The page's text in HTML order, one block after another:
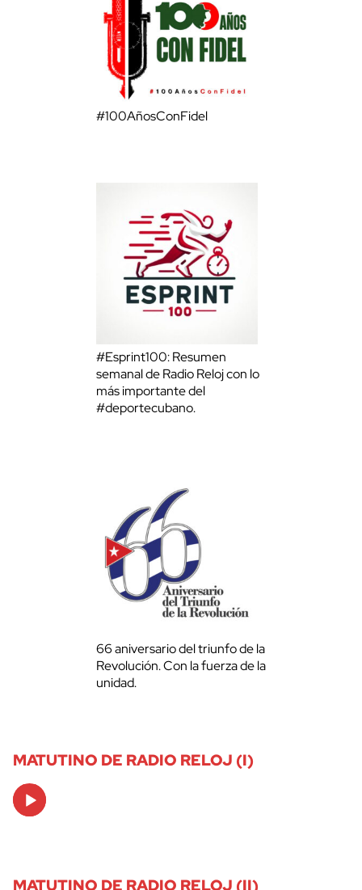
#100AñosConFidel
#Esprint100: Resumen
semanal de Radio Reloj con lo
más importante del
#deportecubano.
66 aniversario del triunfo de la
Revolución. Con la fuerza de la
unidad.
MATUTINO DE RADIO RELOJ (I)
Audio
Player
MATUTINO DE RADIO RELOJ (II)